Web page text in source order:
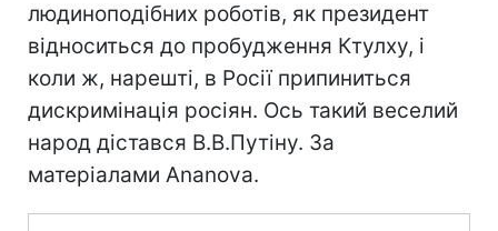
людиноподібних роботів, як президент
відноситься до пробудження Ктулху, і
коли ж, нарешті, в Росії припиниться
дискримінація росіян. Ось такий веселий
народ дістався В.В.Путіну. За
матеріалами Ananova.